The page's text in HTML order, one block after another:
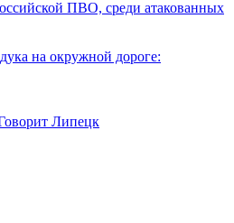
ПВО, среди атакованных
на окружной дороге:
Липецк